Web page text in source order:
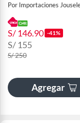
Por Importaciones
S/ 146.90 -41%
S/ 155
S/ 250
Agregar